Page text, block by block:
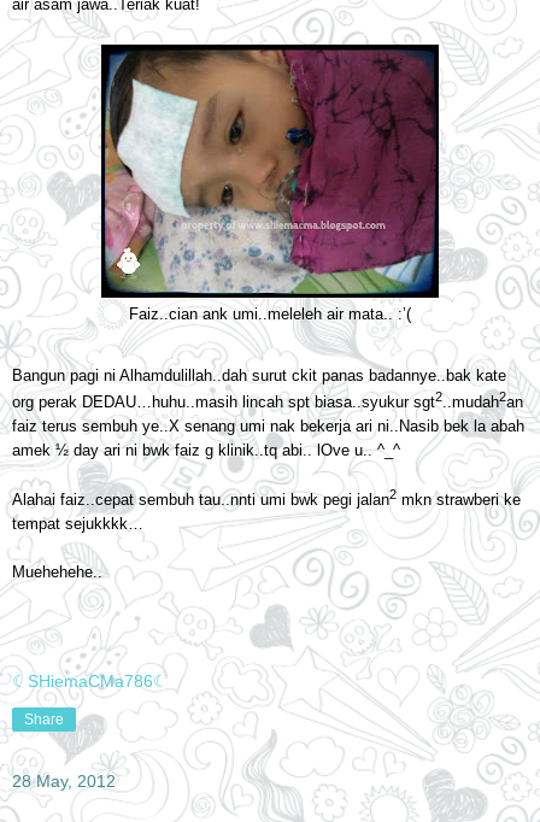
air asam jawa..Teriak kuat!
Faiz..cian ank umi..meleleh air mata.. :’(
Bangun pagi ni Alhamdulillah..dah surut ckit panas badannye..bak kate
org perak DEDAU…huhu..masih lincah spt biasa..syukur sgt2 ..mudah2an
faiz terus sembuh ye..X senang umi nak bekerja ari ni..Nasib bek la abah
amek ½ day ari ni bwk faiz g klinik..tq abi.. lOve u.. ^_^
Alahai faiz..cepat sembuh tau..nnti umi bwk pegi jalan2mkn strawberi ke
tempat sejukkkk…
Muehehehe..
☾SHiemaCMa786☾
Share
28 May, 2012